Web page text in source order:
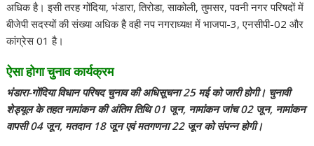
अधिक है। इसी तरह गोंदिया, भंडारा, तिरोडा, साकोली, तुमसर, पवनी नगर परिषदों में
बीजेपी सदस्यों की संख्या अधिक है वही नप नगराध्यक्ष में भाजपा-3, एनसीपी-02 और
कांग्रेस 01 है।
ऐसा होगा चुनाव कार्यक्रम
भंडारा-गोंदिया विधान परिषद चुनाव की अधिसूचना 25 मई को जारी होगी। चुनावी
शेड्यूल के तहत नामांकन की अंतिम तिथि 01 जून, नामांकन जांच 02 जून, नामांकन
वापसी 04 जून, मतदान 18 जून एवं मतगणना 22 जून को संपन्न होगी।